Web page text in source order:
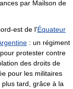
par Mailson de
est de l'Équateur
: un régiment
protester contre
des droits de
pour les militaires
tard, grâce à la